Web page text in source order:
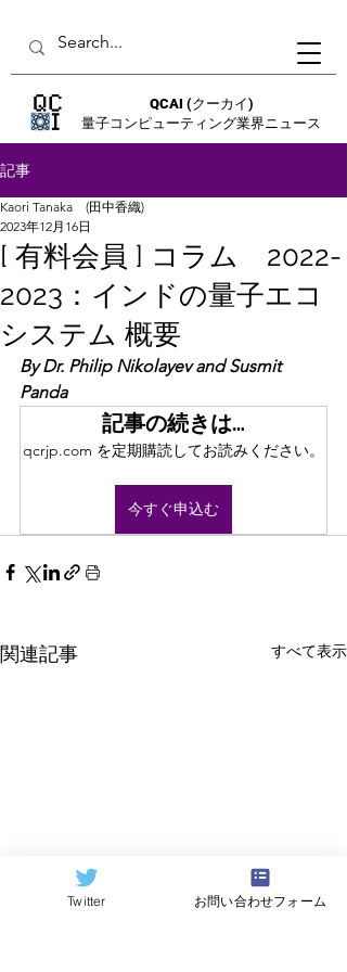
QCAI (クーカイ)
量子コンピューティング業界ニュース
記事
[ 有料会員 ] コラム 2022-
2023：インドの量子エコ
システム 概要
Kaori Tanaka (田中香織)
2023年12月16日
By Dr. Philip Nikolayev and Susmit
Panda
記事の続きは…
qcrjp.com を定期購読してお読みください。
今すぐ申込む
関連記事 すべて表示
Twitter お問い合わせフォーム